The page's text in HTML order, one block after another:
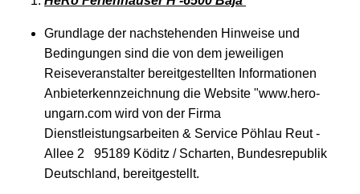
Grundlage der nachstehenden Hinweise und
Bedingungen sind die von dem jeweiligen
Reiseveranstalter bereitgestellten Informationen
Anbieterkennzeichnung die Website "www.hero-
ungarn.com wird von der Firma
Dienstleistungsarbeiten & Service Pöhlau Reut -
Allee 2 95189 Köditz / Scharten, Bundesrepublik
Deutschland, bereitgestellt.